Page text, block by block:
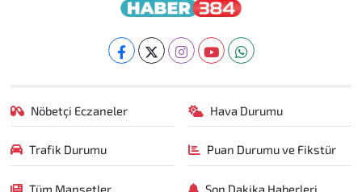
Nöbetçi Eczaneler Hava Durumu
Trafik Durumu Puan Durumu ve Fikstür
Tüm Manşetler Son Dakika Haberleri